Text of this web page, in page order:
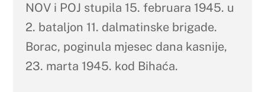
NOV i POJ stupila 15. februara 1945. u
2. bataljon 11. dalmatinske brigade.
Borac, poginula mjesec dana kasnije,
23. marta 1945. kod Bihaća.